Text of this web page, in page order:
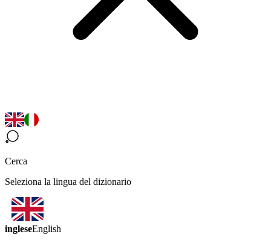
Cerca
Seleziona la lingua del dizionario
ingleseEnglish